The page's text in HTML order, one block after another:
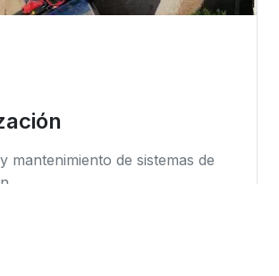
mantenimiento de sistemas de